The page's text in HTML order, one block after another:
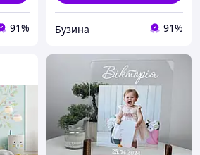
91% Бузина 91%